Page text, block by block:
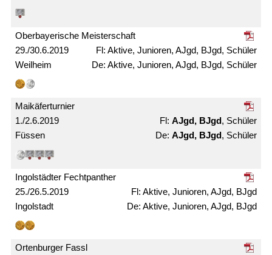
29./30.6.2019
Ober­bayerische Meister­schaft
Weilheim
Aktive, Junioren, AJgd, BJgd, Schüler
Aktive, Junioren, AJgd, BJgd, Schüler
1./2.6.2019
Maikäfer­turnier
Füssen
AJgd, BJgd, Schüler
AJgd, BJgd, Schüler
25./26.5.2019
Ingolstädter Fechtpanther
Ingolstadt
Aktive, Junioren, AJgd, BJgd
Aktive, Junioren, AJgd, BJgd
Ortenburger Fassl